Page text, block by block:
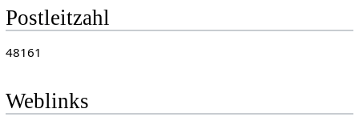
Postleitzahl
48161
Weblinks